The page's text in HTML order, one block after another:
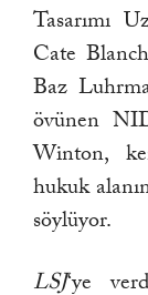
Tasarımı
Cate
Baz
övünen
Winton,
hukuk
söylüyor.
LSJ‘ye